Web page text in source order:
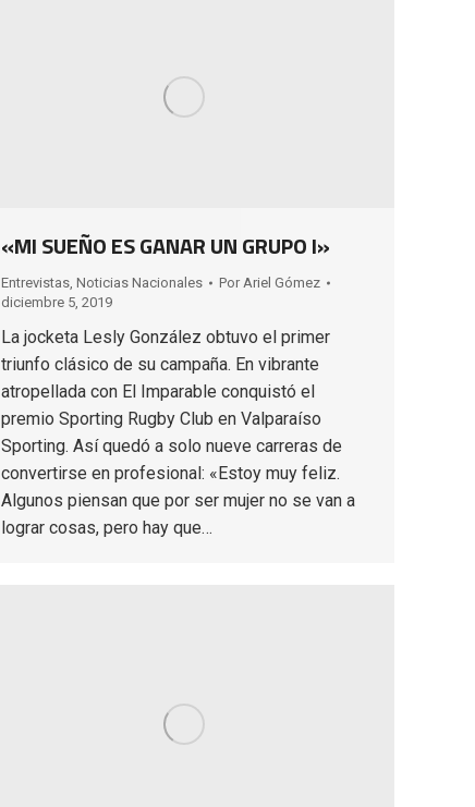
«MI SUEÑO ES GANAR UN GRUPO I»
Entrevistas, Noticias Nacionales Por Ariel Gómez
diciembre 5, 2019
La jocketa Lesly González obtuvo el primer
triunfo clásico de su campaña. En vibrante
atropellada con El Imparable conquistó el
premio Sporting Rugby Club en Valparaíso
Sporting. Así quedó a solo nueve carreras de
convertirse en profesional: «Estoy muy feliz.
Algunos piensan que por ser mujer no se van a
lograr cosas, pero hay que…